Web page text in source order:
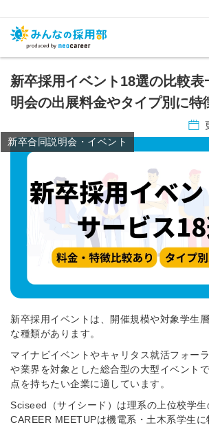
新卒採用イベント18選の比較表
明会の出展料金やタイプ別に特
新卒合同説明会・イベント
新卒採用イベントは、開催規模や対象学生
な種類があります。
マイナビイベントやキャリタス就活フォー
や業界を対象とした総合型の大型イベント
点を持ちたい企業に適しています。
Sciseed（サイシード）は理系の上位校学生
CAREER MEETUPは機電系・土木系学生